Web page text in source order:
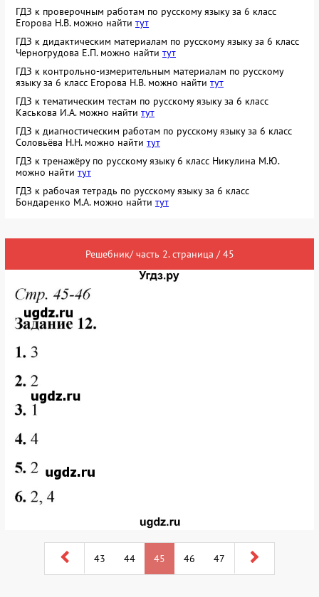
ГДЗ к проверочным работам по русскому языку за 6 класс
Егорова Н.В. можно найти тут
ГДЗ к дидактическим материалам по русскому языку за 6 класс
Черногрудова Е.П. можно найти тут
ГДЗ к контрольно-измерительным материалам по русскому
языку за 6 класс Егорова Н.В. можно найти тут
ГДЗ к тематическим тестам по русскому языку за 6 класс
Каськова И.А. можно найти тут
ГДЗ к диагностическим работам по русскому языку за 6 класс
Соловьёва Н.Н. можно найти тут
ГДЗ к тренажёру по русскому языку 6 класс Никулина М.Ю.
можно найти тут
ГДЗ к рабочая тетрадь по русскому языку за 6 класс
Бондаренко М.А. можно найти тут
Решебник/ часть 2. страница / 45
43 44 45 46 47